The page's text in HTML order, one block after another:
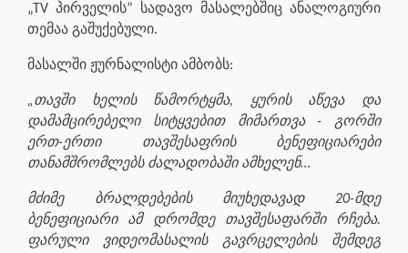
„TV პირველის” სადავო მასალებშიც ანალოგიური
თემაა გაშუქებული.
მასალში ჟურნალისტი ამბობს:
„თავში ხელის წამორტყმა, ყურის აწევა და
დამამცირებელი სიტყვებით მიმართვა - გორში
ერთ-ერთი თავშესაფრის ბენეფიციარები
თანამშრომლებს ძალადობაში ამხელენ…
მძიმე ბრალდებების მიუხედავად 20-მდე
ბენეფიციარი ამ დრომდე თავშესაფარში რჩება.
ფარული ვიდეომასალის გავრცელების შემდეგ